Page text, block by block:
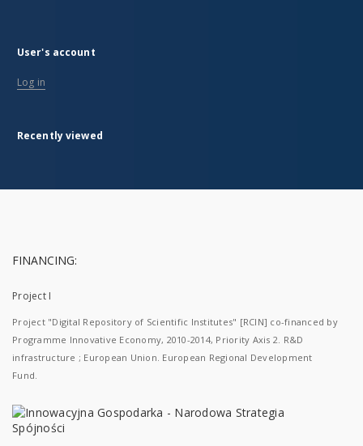
User's account
Log in
Recently viewed
FINANCING:
Project I
Project "Digital Repository of Scientific Institutes" [RCIN] co-financed by
Programme Innovative Economy, 2010-2014, Priority Axis 2. R&D
infrastructure ; European Union. European Regional Development
Fund.